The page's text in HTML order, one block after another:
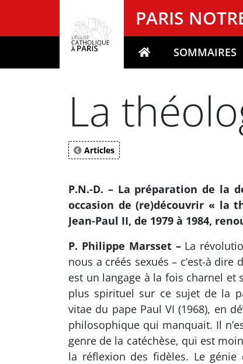
PARIS
Votre rechercheSOMMAIRES
La
Articles
P.N.-D. – La préparation de la
occasion de (re)découvrir « la
Jean-Paul II, de 1979 à 1984,
P. Philippe Marsset –La
nous a créés sexués – c’est-à
est un langage à la fois charnel et
plus spirituel sur ce sujet de la
vitae du pape Paul VI (1968), en
philosophique qui manquait. Il
genre de la catéchèse, qui est
la réflexion des fidèles. Le génie